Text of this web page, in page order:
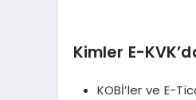
Kimler E-
KOBİ’ler ve E-